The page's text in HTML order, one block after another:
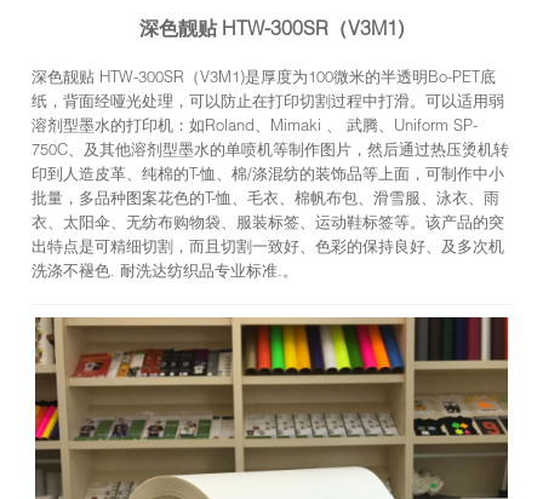
深色靓贴 HTW-300SR（V3M1)
深色靓贴 HTW-300SR（V3M1)是厚度为100微米的半透明Bo-PET底
纸，背面经哑光处理，可以防止在打印切割过程中打滑。可以适用弱
溶剂型墨水的打印机：如Roland、Mimaki 、 武腾、Uniform SP-
750C、及其他溶剂型墨水的单喷机等制作图片，然后通过热压烫机转
印到人造皮革、纯棉的T-恤、棉/涤混纺的装饰品等上面，可制作中小
批量，多品种图案花色的T-恤、毛衣、棉帆布包、滑雪服、泳衣、雨
衣、太阳伞、无纺布购物袋、服装标签、运动鞋标签等。该产品的突
出特点是可精细切割，而且切割一致好、色彩的保持良好、及多次机
洗涤不褪色. 耐洗达纺织品专业标准.。